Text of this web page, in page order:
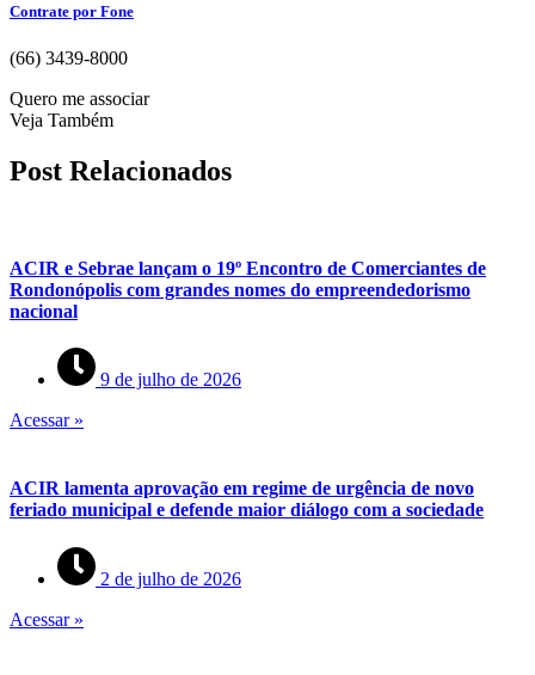
Contrate por Fone
(66) 3439-8000
Quero me associar
Veja Também
Post Relacionados
ACIR e Sebrae lançam o 19º Encontro de Comerciantes de
Rondonópolis com grandes nomes do empreendedorismo
nacional
9 de julho de 2026
Acessar »
ACIR lamenta aprovação em regime de urgência de novo
feriado municipal e defende maior diálogo com a sociedade
2 de julho de 2026
Acessar »